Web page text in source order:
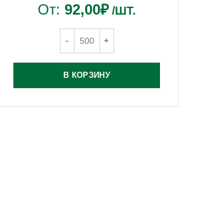
От:92,00₽ /ШТ.
В КОРЗИНУ